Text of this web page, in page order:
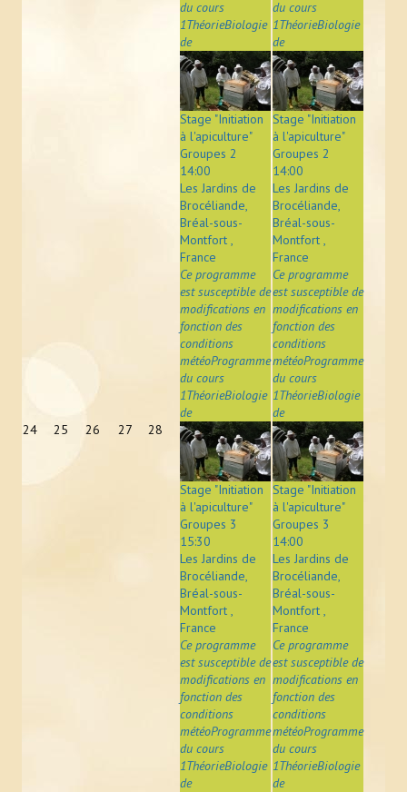
24 25 26 27 28
du cours
1ThéorieBiologie
de
Stage "Initiation
à l'apiculture"
Groupes 2
14:00
Les Jardins de
Brocéliande,
Bréal-sous-
Montfort ,
France
Ce programme
est susceptible de
modifications en
fonction des
conditions
météoProgramme
du cours
1ThéorieBiologie
de
Stage "Initiation
à l'apiculture"
Groupes 3
15:30
Les Jardins de
Brocéliande,
Bréal-sous-
Montfort ,
France
Ce programme
est susceptible de
modifications en
fonction des
conditions
météoProgramme
du cours
1ThéorieBiologie
de
du cours
1ThéorieBiologie
de
Stage "Initiation
à l'apiculture"
Groupes 2
14:00
Les Jardins de
Brocéliande,
Bréal-sous-
Montfort ,
France
Ce programme
est susceptible de
modifications en
fonction des
conditions
météoProgramme
du cours
1ThéorieBiologie
de
Stage "Initiation
à l'apiculture"
Groupes 3
14:00
Les Jardins de
Brocéliande,
Bréal-sous-
Montfort ,
France
Ce programme
est susceptible de
modifications en
fonction des
conditions
météoProgramme
du cours
1ThéorieBiologie
de